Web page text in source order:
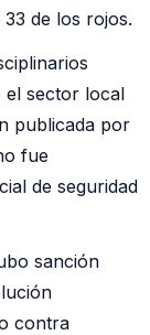
de los rojos.
el sector local
publicada por
fue
de seguridad
sanción
contra